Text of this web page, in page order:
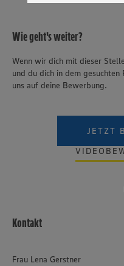
genannten Dienste Ihre
Policy unter den
Wie geht's weiter?
Wenn wir dich mit dieser
und du dich in dem
uns auf deine Bewerbung.
JETZT
Kontakt
Frau Lena Gerstner